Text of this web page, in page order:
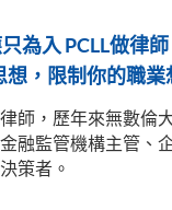
為入 PCLL做律師
想，限制你的職業
師，歷年來無數倫
融監管機構主管、
策者。